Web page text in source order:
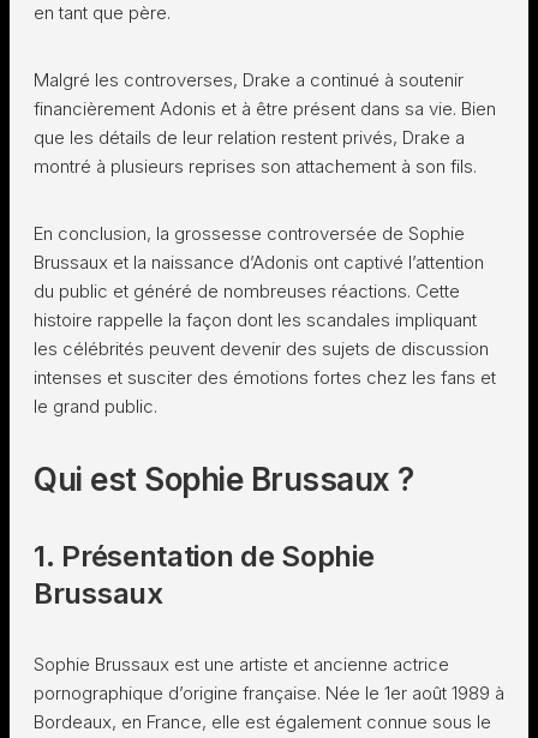
en tant que père.
Malgré les controverses, Drake a continué à soutenir
financièrement Adonis et à être présent dans sa vie. Bien
que les détails de leur relation restent privés, Drake a
montré à plusieurs reprises son attachement à son fils.
En conclusion, la grossesse controversée de Sophie
Brussaux et la naissance d’Adonis ont captivé l’attention
du public et généré de nombreuses réactions. Cette
histoire rappelle la façon dont les scandales impliquant
les célébrités peuvent devenir des sujets de discussion
intenses et susciter des émotions fortes chez les fans et
le grand public.
Qui est Sophie Brussaux ?
1. Présentation de Sophie
Brussaux
Sophie Brussaux est une artiste et ancienne actrice
pornographique d’origine française. Née le 1er août 1989 à
Bordeaux, en France, elle est également connue sous le